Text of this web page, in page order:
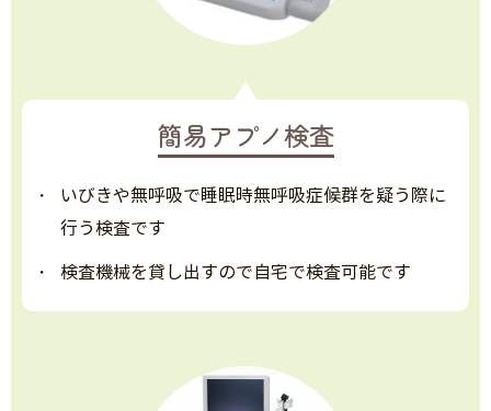
簡易アプノ検査
いびきや無呼吸で睡眠時無呼吸症候群を疑う際に
行う検査です
検査機械を貸し出すので自宅で検査可能です